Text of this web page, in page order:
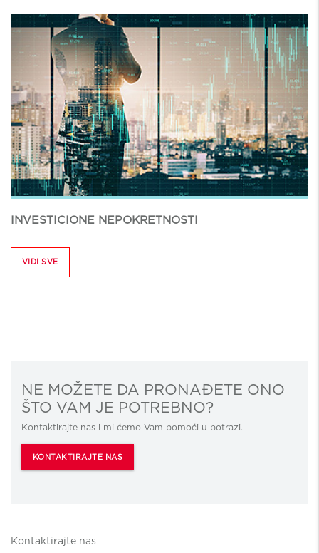
INVESTICIONE NEPOKRETNOSTI
VIDI SVE
NE MOŽETE DA PRONAĐETE ONO
ŠTO VAM JE POTREBNO?
Kontaktirajte nas i mi ćemo Vam pomoći u potrazi.
KONTAKTIRAJTE NAS
Kontaktirajte nas